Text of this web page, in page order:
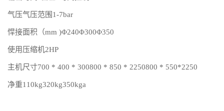
气压气压范围1-7bar
悍接面积（mm )Φ240Φ300Φ350
使用压缩机2HP
主机尺寸700 * 400 * 300800 * 850 * 2250800 * 550*2250
净重110kg320kg350kga